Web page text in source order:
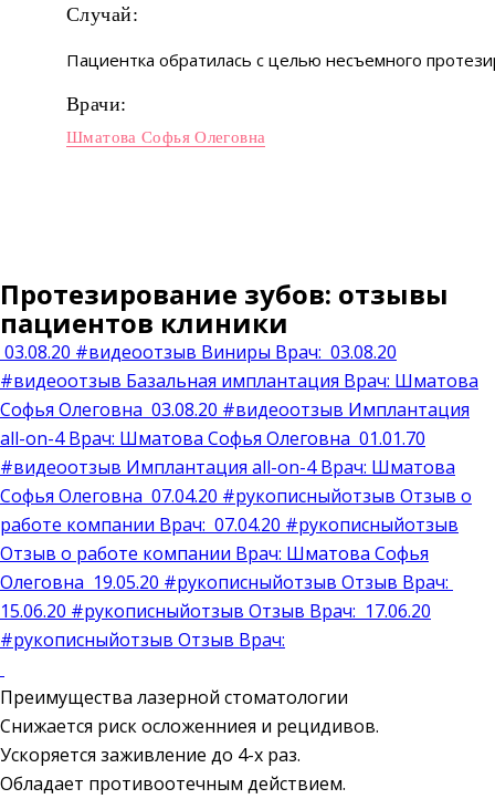
Случай:
Пациентка обратилась с целью несъемного
Врачи:
Шматова Софья Олеговна
Протезирование зубов: отзывы
пациентов клиники
03.08.20 #видеоотзыв Виниры Врач: 03.08.20
#видеоотзыв Базальная имплантация Врач: Шматова
Софья Олеговна 03.08.20 #видеоотзыв Имплантация
all-on-4Врач: Шматова Софья Олеговна 01.01.70
#видеоотзыв Имплантация all-on-4Врач: Шматова
Софья Олеговна 07.04.20 #рукописныйотзыв Отзыв о
работе компании Врач: 07.04.20 #рукописныйотзыв
Отзыв о работе компании Врач: Шматова Софья
Олеговна 19.05.20 #рукописныйотзыв Отзыв Врач:
15.06.20 #рукописныйотзыв Отзыв Врач: 17.06.20
#рукописныйотзыв Отзыв Врач:
Преимущества лазерной стоматологии
Снижается риск осложенниея и рецидивов.
Ускоряется заживление до 4-х раз.
Обладает противоотечным действием.